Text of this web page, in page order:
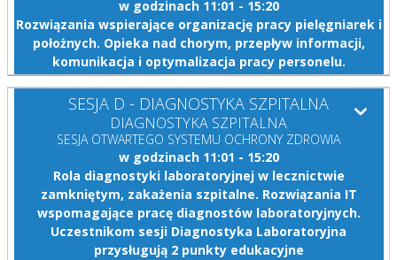
w godzinach 11:01 - 15:20
Rozwiązania wspierające organizację pracy pielęgniarek i
położnych. Opieka nad chorym, przepływ informacji,
komunikacja i optymalizacja pracy personelu.
SESJA D - DIAGNOSTYKA SZPITALNA
DIAGNOSTYKA SZPITALNA
SESJA OTWARTEGO SYSTEMU OCHRONY ZDROWIA
w godzinach 11:01 - 15:20
Rola diagnostyki laboratoryjnej w lecznictwie
zamkniętym, zakażenia szpitalne. Rozwiązania IT
wspomagające pracę diagnostów laboratoryjnych.
Uczestnikom sesji Diagnostyka Laboratoryjna
przysługują 2 punkty edukacyjne